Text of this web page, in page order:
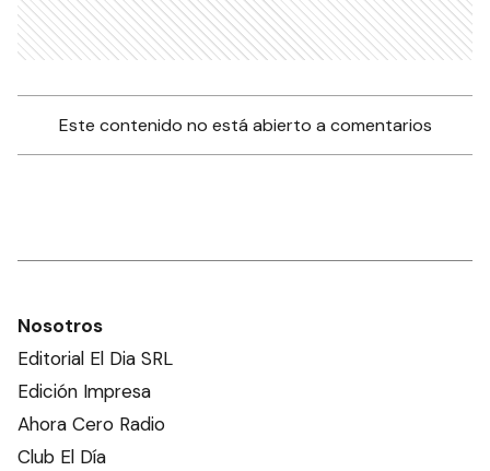
Este contenido no está abierto a comentarios
Nosotros
Editorial El Dia SRL
Edición Impresa
Ahora Cero Radio
Club El Día